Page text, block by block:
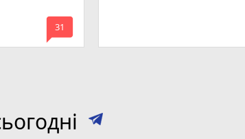
mode_comment
31